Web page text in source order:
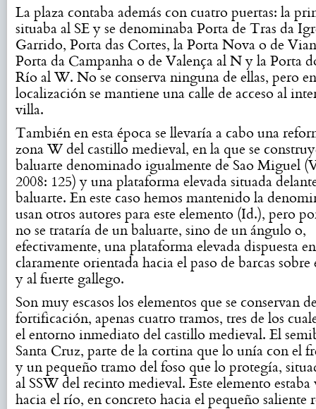
La plaza contaba además con cuatro puertas: la
situaba al SE y se denominaba Porta de Tras da
Garrido, Porta das Cortes, la Porta Nova o de
Porta da Campanha o de Valença al N y la Porta
Río al W. No se conserva ninguna de ellas, pero
localización se mantiene una calle de acceso al
villa.
También en esta época se llevaría a cabo una
zona W del castillo medieval, en la que se
baluarte denominado igualmente de Sao Miguel
2008: 125) y una plataforma elevada situada
baluarte. En este caso hemos mantenido la
usan otros autores para este elemento (Id.), pero
no se trataría de un baluarte, sino de un ángulo o,
efectivamente, una plataforma elevada dispuesta
claramente orientada hacia el paso de barcas
y al fuerte gallego.
Son muy escasos los elementos que se conservan
fortificación, apenas cuatro tramos, tres de los
el entorno inmediato del castillo medieval. El
Santa Cruz, parte de la cortina que lo unía con el
y un pequeño tramo del foso que lo protegía,
al SSW del recinto medieval. Este elemento
hacia el río, en concreto hacia el pequeño saliente